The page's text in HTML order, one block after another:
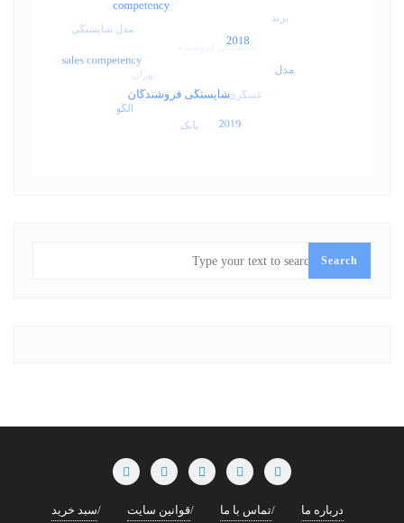
Search
درباره ما تماس با ما قوانین سایت سبد خرید